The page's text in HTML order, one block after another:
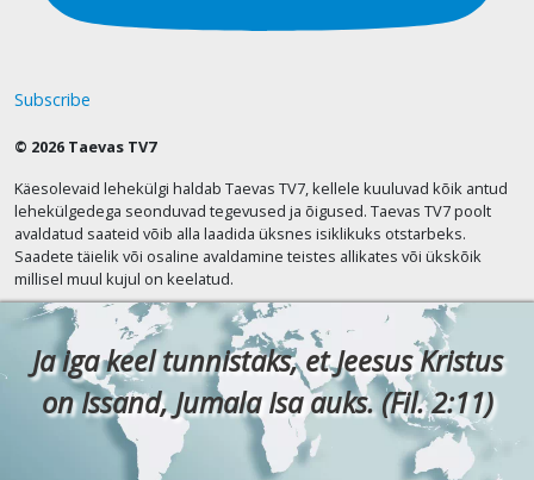
Subscribe
© 2026 Taevas TV7
Käesolevaid lehekülgi haldab Taevas TV7, kellele kuuluvad kõik antud
lehekülgedega seonduvad tegevused ja õigused. Taevas TV7 poolt
avaldatud saateid võib alla laadida üksnes isiklikuks otstarbeks.
Saadete täielik või osaline avaldamine teistes allikates või ükskõik
millisel muul kujul on keelatud.
Ja iga keel tunnistaks, et Jeesus Kristus
on Issand, Jumala Isa auks. (Fil. 2:11)